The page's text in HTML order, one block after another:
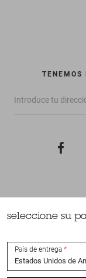
TENEMOS
Todos
seleccione su
País de entrega